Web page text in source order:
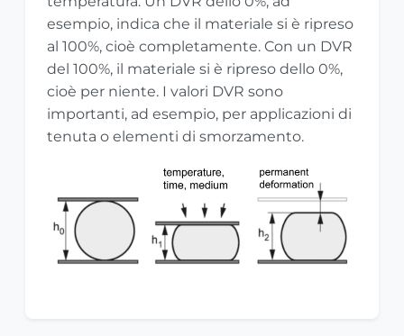
esempio, indica che il materiale si è ripreso
al 100%, cioè completamente. Con un DVR
del 100%, il materiale si è ripreso dello 0%,
cioè per niente. I valori DVR sono
importanti, ad esempio, per applicazioni di
tenuta o elementi di smorzamento.